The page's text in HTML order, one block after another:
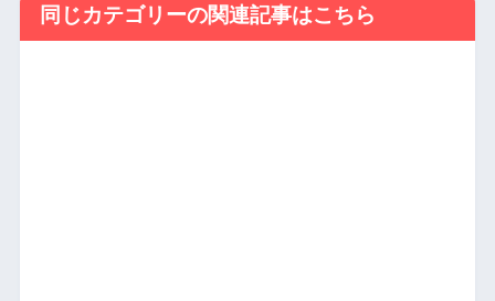
同じカテゴリーの関連記事はこちら